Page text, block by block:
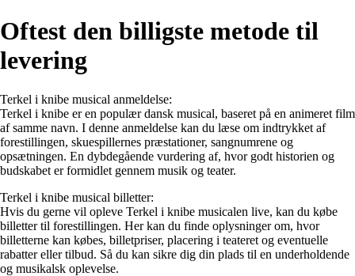
Oftest den billigste metode til
levering
Terkel i knibe musical anmeldelse:
Terkel i knibe er en populær dansk musical, baseret på en animeret film
af samme navn. I denne anmeldelse kan du læse om indtrykket af
forestillingen, skuespillernes præstationer, sangnumrene og
opsætningen. En dybdegående vurdering af, hvor godt historien og
budskabet er formidlet gennem musik og teater.
Terkel i knibe musical billetter:
Hvis du gerne vil opleve Terkel i knibe musicalen live, kan du købe
billetter til forestillingen. Her kan du finde oplysninger om, hvor
billetterne kan købes, billetpriser, placering i teateret og eventuelle
rabatter eller tilbud. Så du kan sikre dig din plads til en underholdende
og musikalsk oplevelse.